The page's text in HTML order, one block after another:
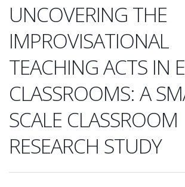
UNCOVERING THE
IMPROVISATIONAL
TEACHING ACTS IN
CLASSROOMS: A
SCALE CLASSROOM
RESEARCH STUDY